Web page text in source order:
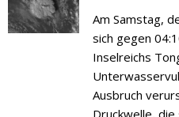
Am Samstag,
sich gegen
Inselreichs
Ausbruch
Druckwelle,